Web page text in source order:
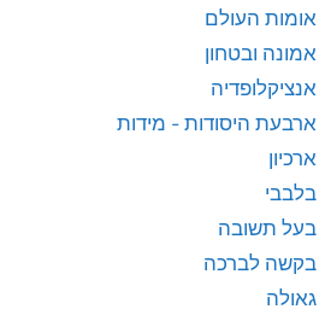
אומות העולם
אמונה ובטחון
אנציקלופדיה
ארבעת היסודות - מידות
ארכיון
בלבבי
בעל תשובה
בקשה לברכה
גאולה